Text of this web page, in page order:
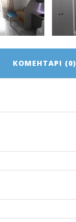
КОМЕНТАРІ (0)